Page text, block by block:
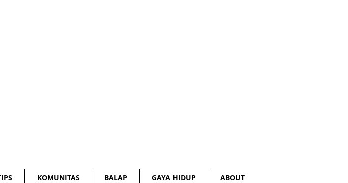
KOMUNITAS BALAP GAYA HIDUP ABOUT